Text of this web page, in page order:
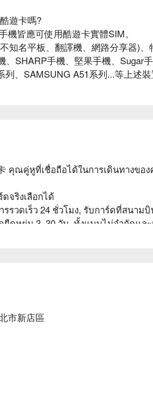
遊卡嗎?
機皆應可使用酷遊卡實體SIM。
知名平板、翻譯機、網路分享器)
、SHARP手機、堅果手機、Sugar
列、SAMSUNG A51系列...等上述裝
放入SIM1(卡槽1)中，且將SIM2(卡
嗎?
Kakao talk…等通訊軟體撥打通
插卡嗎?
更改，可以退/換貨嗎?
คุณคู่หูที่เชื่อถือได้ในการเดินทางขอ
จริงเลือกได้
รรวดเร็ว 24 ชั่วโมง, รับการ์ดที่สนาม
ยืดหยุ่น 3–30 วัน, ทั้งแบบไม่จำกัดแ
国际之行更加顺畅与无忧！
市新店區